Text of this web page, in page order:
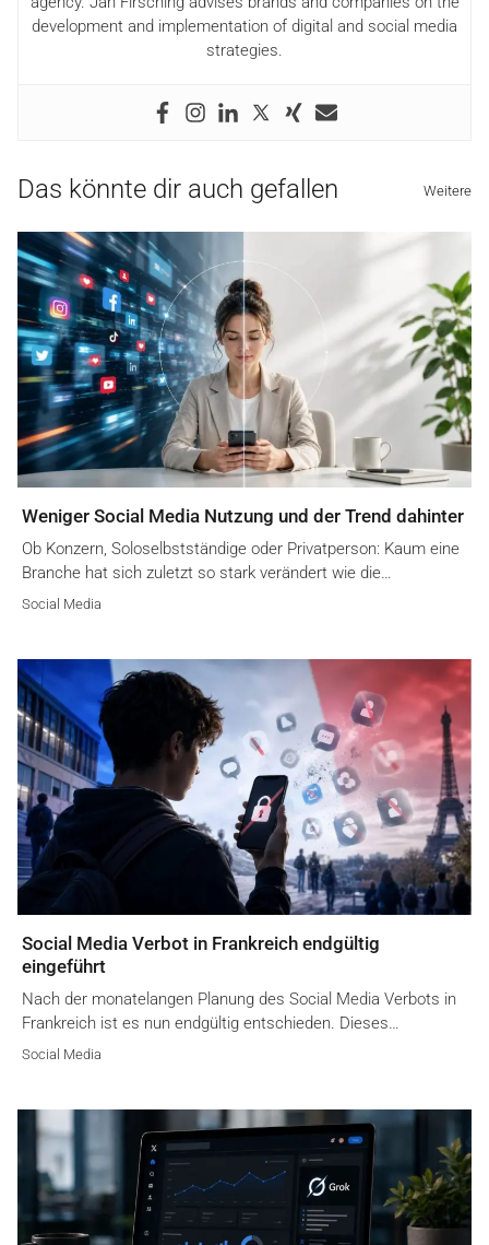
development and implementation of digital and social media
strategies.
Das könnte dir auch gefallen Weitere
Weniger Social Media Nutzung und der Trend dahinter
Ob Konzern, Soloselbstständige oder Privatperson: Kaum eine
Branche hat sich zuletzt so stark verändert wie die…
Social Media
Social Media Verbot in Frankreich endgültig
eingeführt
Nach der monatelangen Planung des Social Media Verbots in
Frankreich ist es nun endgültig entschieden. Dieses…
Social Media